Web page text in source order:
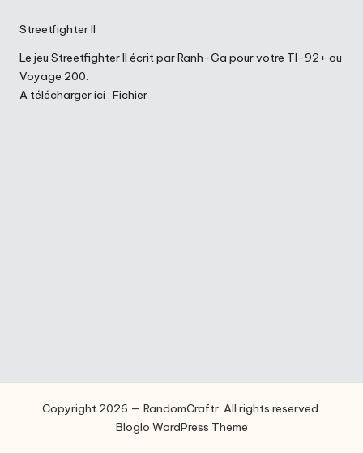
a
ft
r
Streetfighter II
Le jeu Streetfighter II écrit par Ranh-Ga pour votre TI-92+ ou
Voyage 200.
A télécharger ici : Fichier
Copyright 2026 — RandomCraftr. All rights reserved.
Bloglo WordPress Theme